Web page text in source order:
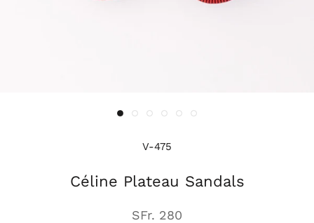
V-475
Céline Plateau Sandals
SFr. 280